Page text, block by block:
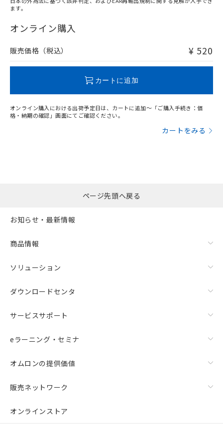
在庫等で未対応品が混在する可能性があります。
問い合わせください。
ます。
オンライン購入
販売価格（税込） ¥ 520
カートに追加
オンライン購入における出荷予定日は、カートに追加～「ご購入手続き：価
格・納期の確認」画面にてご確認ください。
カートをみる
ページ先頭へ戻る
お知らせ・最新情報
商品情報
ソリューション
ダウンロードセンタ
サービスサポート
eラーニング・セミナ
オムロンの提供価値
販売ネットワーク
オンラインストア